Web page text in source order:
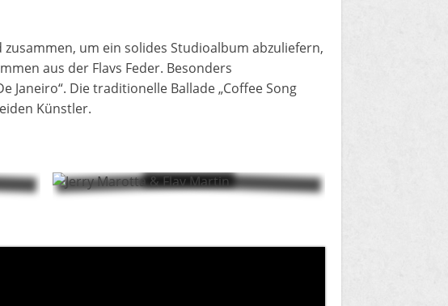
um ein solides Studioalbum abzuliefern,
aus der Flavs Feder. Besonders
Janeiro“. Die traditionelle Ballade „Coffee Song
Künstler.